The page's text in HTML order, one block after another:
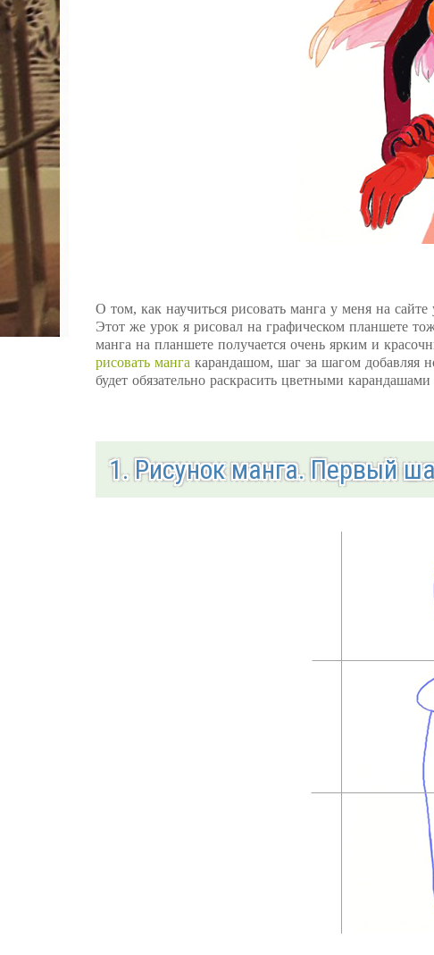
О том, как научиться рисовать манга у меня на
Этот же урок я рисовал на графическом планшете
манга на планшете получается очень ярким и
рисовать манга карандашом, шаг за шагом добавляя
будет обязательно раскрасить цветными
1. Рисунок манга. Первый